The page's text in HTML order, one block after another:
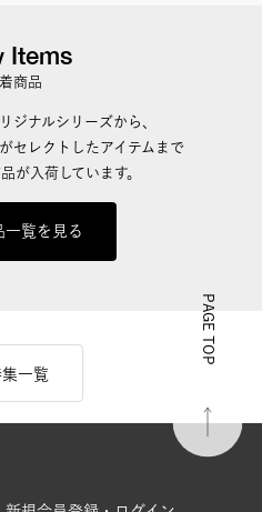
Items
商品
ジナルシリーズから、
セレクトしたアイテムまで
が入荷しています。
一覧を見る
一覧
PAGE TOP